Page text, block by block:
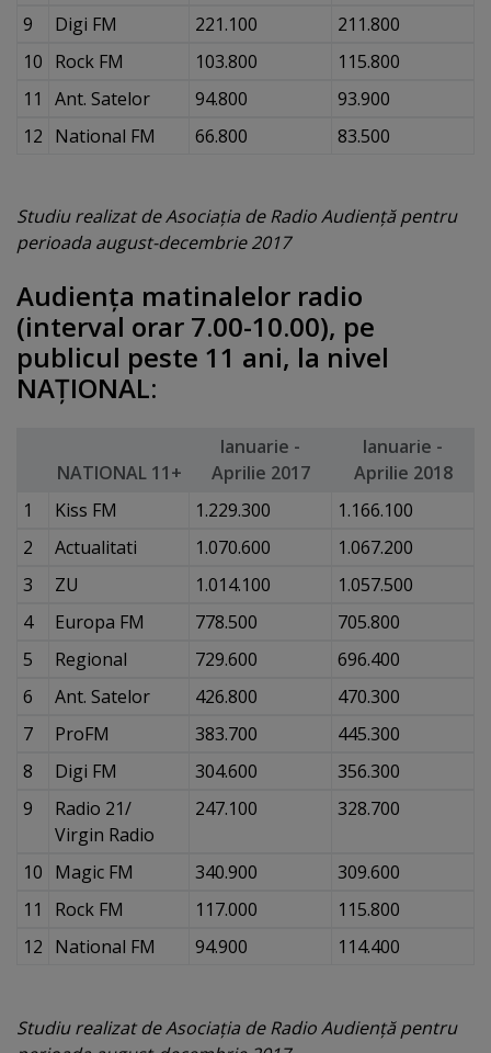
9 Digi FM 221.100
211.800
10 Rock FM 103.800
115.800
11
Ant. Satelor 94.800
93.900
12 National FM 66.800 83.500
Studiu realizat de Asociaţia de Radio Audienţă pentru
perioada august-decembrie 2017
Audienţa matinalelor radio
(interval orar 7.00-10.00), pe
publicul peste 11 ani, la nivel
NAŢIONAL:
NATIONAL 11+
Ianuarie -
Aprilie 2017
Ianuarie -
Aprilie 2018
1
Kiss FM 1.229.300
1.166.100
2
Actualitati 1.070.600
1.067.200
3
ZU 1.014.100
1.057.500
4
Europa FM 778.500
705.800
5
Regional 729.600
696.400
6
Ant. Satelor 426.800
470.300
7
ProFM 383.700
445.300
8
Digi FM 304.600
356.300
9
Radio 21/
Virgin Radio
247.100 328.700
10 Magic FM 340.900
309.600
11
Rock FM 117.000
115.800
12 National FM 94.900 114.400
Studiu realizat de Asociaţia de Radio Audienţă pentru